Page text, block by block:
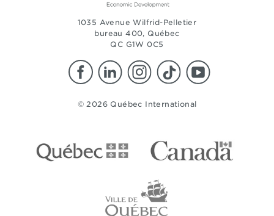
1035 Avenue Wilfrid-Pelletier
bureau 400, Québec
QC G1W 0C5
© 2026 Québec International